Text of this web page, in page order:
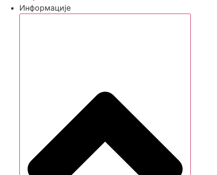
Информације